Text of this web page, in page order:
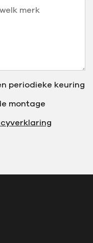
periodieke keuring
montage